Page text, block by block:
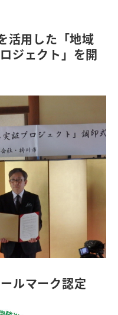
活用した「地域
ジェクト」を開
ルマーク認定